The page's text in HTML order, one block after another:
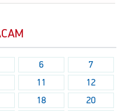
6
7
11
12
18
20